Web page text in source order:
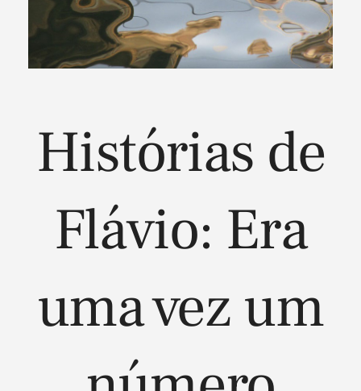
Histórias de
Flávio: Era
uma vez um